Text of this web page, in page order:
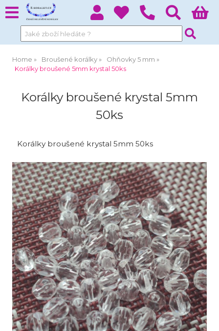
Home Broušené korálky
Ohňovky 5 mm
Korálky broušené 5mm krystal 50ks
Korálky broušené krystal 5mm
50ks
Korálky broušené krystal 5mm 50ks